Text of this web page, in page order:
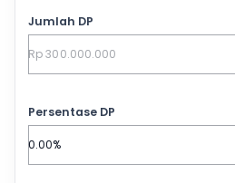
Jumlah DP
Persentase DP